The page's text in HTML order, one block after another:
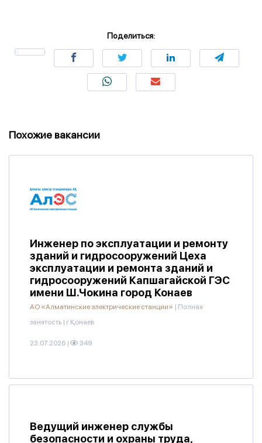
Поделиться:
Похожие вакансии
Инженер по эксплуатации и ремонту
зданий и гидросооружений Цеха
эксплуатации и ремонта зданий и
гидросооружений Капшагайской ГЭС
имени Ш.Чокина город Конаев
АО «Алматинские электрические станции» | Полная
занятость | г.Қонаев
23.07.2026 | 349
Ведущий инженер службы
безопасности и охраны труда,